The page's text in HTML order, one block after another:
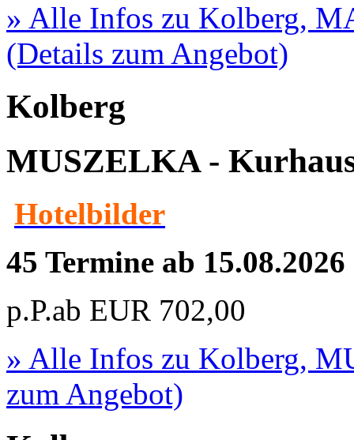
» Alle Infos zu Kolberg,
(Details zum Angebot)
Kolberg
MUSZELKA -
Hotelbilder
45 Termine ab 15.08.2026
p.P.ab EUR 702,00
» Alle Infos zu Kolberg,
zum Angebot)